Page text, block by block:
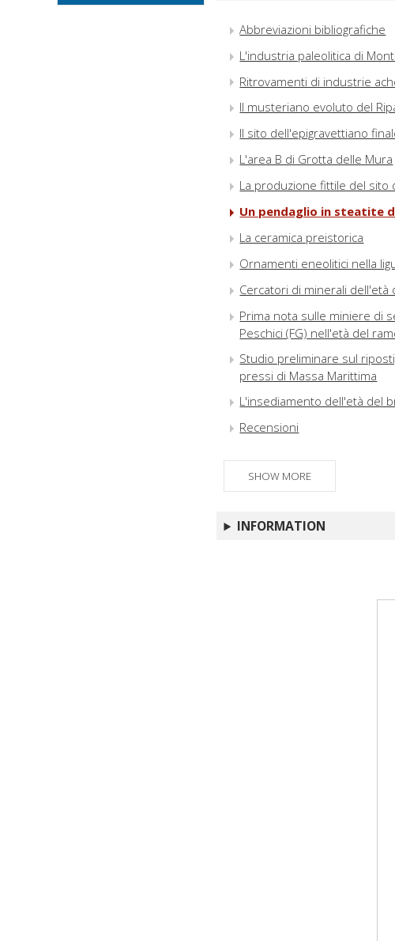
Abbreviazioni bibliografiche
L'industria paleolitica di
Ritrovamenti di industrie
Il musteriano evoluto del
Il sito dell'epigravettiano
L'area B di Grotta delle Mura
La produzione fittile del sito
Un pendaglio in steatite
La ceramica preistorica
Ornamenti eneolitici nella
Cercatori di minerali
Prima nota sulle miniere di
Peschici (FG) nell'età del
Studio preliminare sul
pressi di Massa Marittima
L'insediamento dell'età del
Recensioni
SHOW MORE
INFORMATION